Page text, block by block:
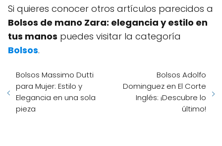
Si quieres conocer otros artículos parecidos a
Bolsos de mano Zara: elegancia y estilo en
tus manos puedes visitar la categoría
Bolsos.
Bolsos Massimo Dutti
para Mujer: Estilo y
Elegancia en una sola
pieza
Bolsos Adolfo
Dominguez en El Corte
Inglés: ¡Descubre lo
último!